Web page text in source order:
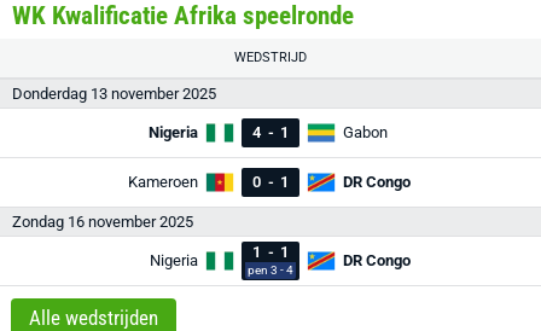
WK Kwalificatie Afrika speelronde
WEDSTRIJD
Donderdag 13 november 2025
Nigeria 4 - 1 Gabon
Kameroen 0 - 1 DR Congo
Zondag 16 november 2025
Nigeria 1 - 1
pen 3 - 4
DR Congo
Alle wedstrijden